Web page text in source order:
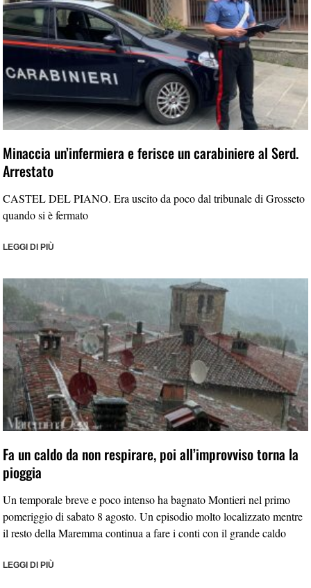
Minaccia un’infermiera e ferisce un carabiniere al Serd.
Arrestato
CASTEL DEL PIANO. Era uscito da poco dal tribunale di Grosseto
quando si è fermato
LEGGI DI PIÙ
Fa un caldo da non respirare, poi all’improvviso torna la
pioggia
Un temporale breve e poco intenso ha bagnato Montieri nel primo
pomeriggio di sabato 8 agosto. Un episodio molto localizzato mentre
il resto della Maremma continua a fare i conti con il grande caldo
LEGGI DI PIÙ